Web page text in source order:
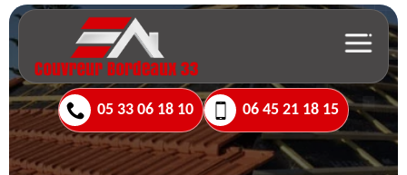
05 33 06 18 10 06 45 21 18 15